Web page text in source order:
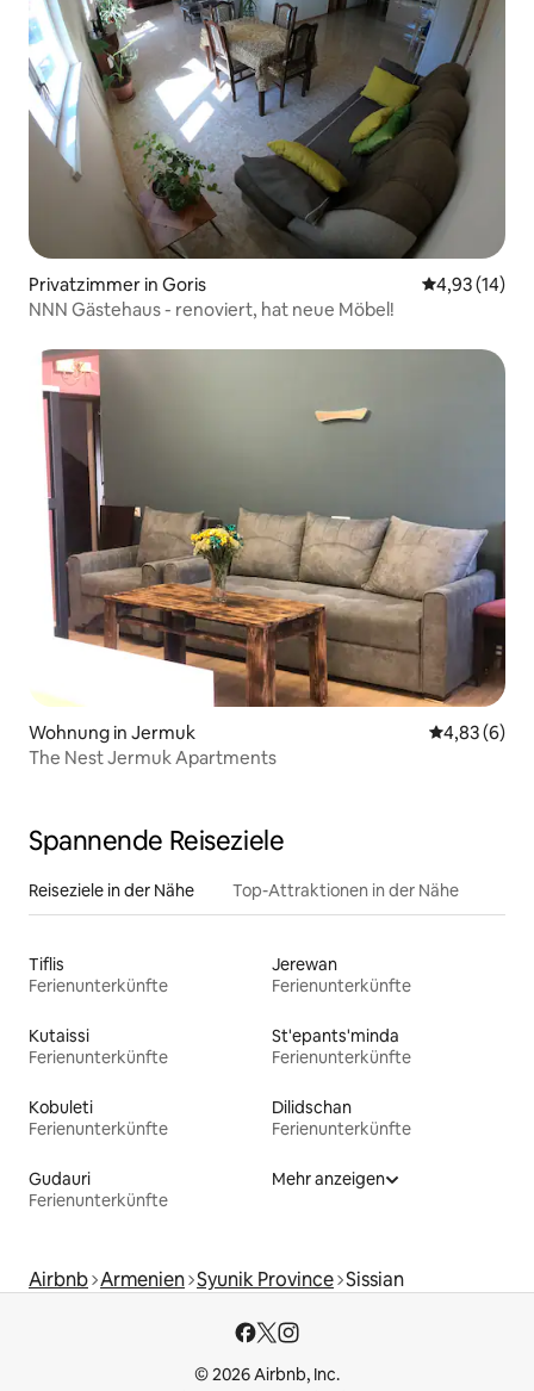
Privatzimmer in Goris
4,93 (14)
NNN Gästehaus - renoviert, hat neue Möbel!
Wohnung in Jermuk
4,83 (6)
The Nest Jermuk Apartments
Spannende Reiseziele
Reiseziele in der Nähe Top-Attraktionen in der Nähe
Tiflis
Ferienunterkünfte
Jerewan
Ferienunterkünfte
Kutaissi
Ferienunterkünfte
St'epants'minda
Ferienunterkünfte
Kobuleti
Ferienunterkünfte
Dilidschan
Ferienunterkünfte
Gudauri
Ferienunterkünfte
Mehr anzeigen
Airbnb Armenien Syunik Province Sissian
© 2026 Airbnb, Inc.